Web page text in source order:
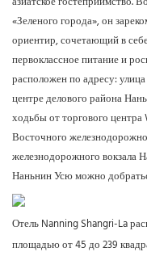
«Зеленого города», он
ориентир, сочетающий в
первоклассное питание и
расположен по адресу:
центре делового района
ходьбы от торгового
Восточного
железнодорожного вокзала
Наньнин Усю можно
Отель Nanning Shangri-La
площадью от 45 до 239